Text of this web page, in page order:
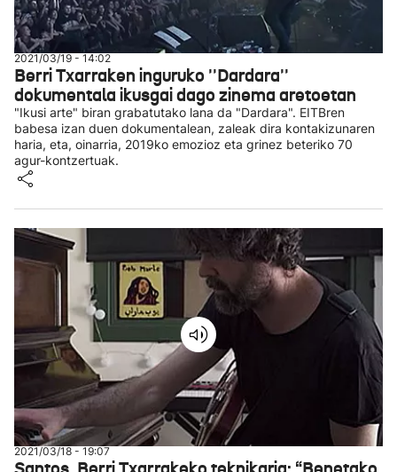
2021/03/19 - 14:02
Berri Txarraken inguruko ''Dardara''
dokumentala ikusgai dago zinema aretoetan
"Ikusi arte" biran grabatutako lana da "Dardara". EITBren
babesa izan duen dokumentalean, zaleak dira kontakizunaren
haria, eta, oinarria, 2019ko emozioz eta grinez beteriko 70
agur-kontzertuak.
2021/03/18 - 19:07